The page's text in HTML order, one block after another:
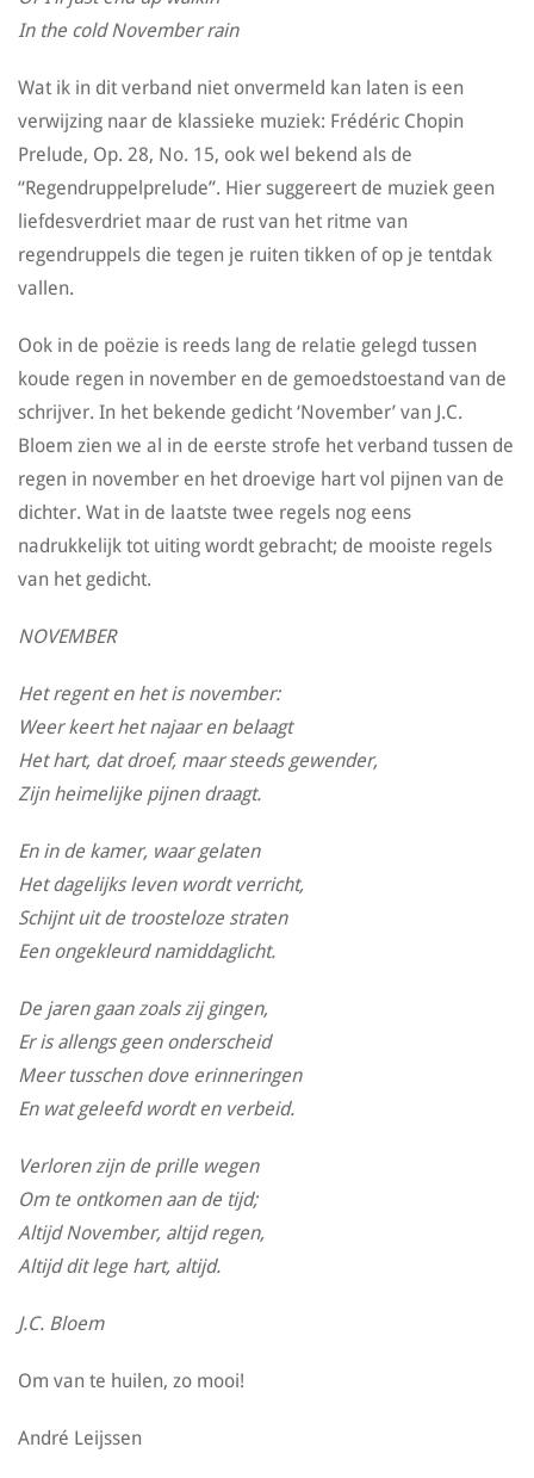
In the cold November rain
Wat ik in dit verband niet onvermeld kan laten is een
verwijzing naar de klassieke muziek: Frédéric Chopin
Prelude, Op. 28, No. 15, ook wel bekend als de
“Regendruppelprelude”. Hier suggereert de muziek geen
liefdesverdriet maar de rust van het ritme van
regendruppels die tegen je ruiten tikken of op je tentdak
vallen.
Ook in de poëzie is reeds lang de relatie gelegd tussen
koude regen in november en de gemoedstoestand van de
schrijver. In het bekende gedicht ‘November’ van J.C.
Bloem zien we al in de eerste strofe het verband tussen de
regen in november en het droevige hart vol pijnen van de
dichter. Wat in de laatste twee regels nog eens
nadrukkelijk tot uiting wordt gebracht; de mooiste regels
van het gedicht.
NOVEMBER
Het regent en het is november:
Weer keert het najaar en belaagt
Het hart, dat droef, maar steeds gewender,
Zijn heimelijke pijnen draagt.
En in de kamer, waar gelaten
Het dagelijks leven wordt verricht,
Schijnt uit de troosteloze straten
Een ongekleurd namiddaglicht.
De jaren gaan zoals zij gingen,
Er is allengs geen onderscheid
Meer tusschen dove erinneringen
En wat geleefd wordt en verbeid.
Verloren zijn de prille wegen
Om te ontkomen aan de tijd;
Altijd November, altijd regen,
Altijd dit lege hart, altijd.
J.C. Bloem
Om van te huilen, zo mooi!
André Leijssen